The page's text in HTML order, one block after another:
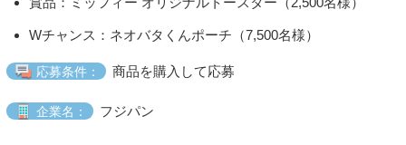
Wチャンス：ネオバタくんポーチ（7,500名様）
応募条件： 商品を購入して応募
企業名： フジパン